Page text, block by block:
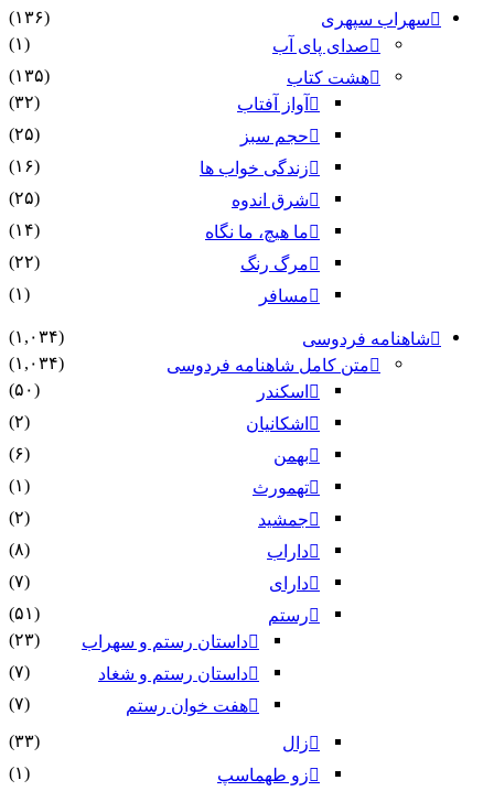
سهراب سپهری
(۱۳۶)
صدای پای آب
(۱)
هشت کتاب
(۱۳۵)
آواز آفتاب
(۳۲)
حجم سبز
(۲۵)
زندگی خواب ها
(۱۶)
شرق اندوه
(۲۵)
ما هیچ، ما نگاه
(۱۴)
مرگ رنگ
(۲۲)
مسافر
(۱)
شاهنامه فردوسی
(۱,۰۳۴)
متن کامل شاهنامه فردوسی
(۱,۰۳۴)
اسکندر
(۵۰)
اشکانیان
(۲)
بهمن
(۶)
تهمورث
(۱)
جمشید
(۲)
داراب
(۸)
دارای
(۷)
رستم
(۵۱)
داستان رستم و سهراب
(۲۳)
داستان رستم و شغاد
(۷)
هفت خوان رستم‏
(۷)
زال
(۳۳)
زو طهماسپ‏
(۱)